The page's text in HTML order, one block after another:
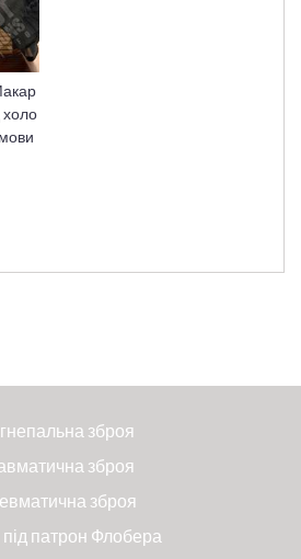
холо
зброя
зброя
зброя
патрон Флобера